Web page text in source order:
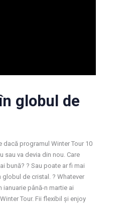
globul de
dacă programul Winter Tour 10
sau va devia din nou. Care
bună? ? Sau poate ar fi mai
globul de cristal. ? Whatever
ianuarie până-n martie ai
Tour. Fii flexibil și enjoy